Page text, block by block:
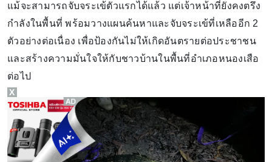
แม้จะสามารถจับจระเข้ตัวแรกได้แล้ว แต่เจ้าหน้าที่ยังคงตรึง
กำลังในพื้นที่ พร้อมวางแผนค้นหาและจับจระเข้ที่เหลืออีก 2
ตัวอย่างต่อเนื่อง เพื่อป้องกันไม่ให้เกิดอันตรายต่อประชาชน
และสร้างความมั่นใจให้กับชาวบ้านในพื้นที่อำเภอหนองเสือ
ต่อไป
X